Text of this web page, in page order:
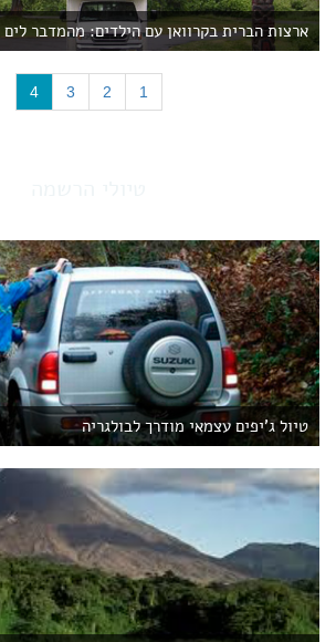
ארצות הברית בקרוואן עם הילדים: מהמדבר לים
1
2
3
4
(
c
t
)
טיול ג'יפים עצמאי מודרך לבולגריה